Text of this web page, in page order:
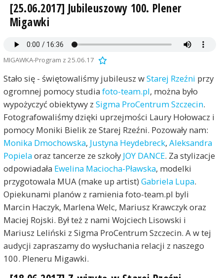
[25.06.2017] Jubileuszowy 100. Plener
Migawki
MIGAWKA-Program z 25.06.17
Stało się - świętowaliśmy jubileusz wStarej Rzeźni przy
ogromnej pomocy studia foto-team.pl, można było
wypożyczyć obiektywy z Sigma ProCentrum Szczecin.
Fotografowaliśmy dzięki uprzejmości Laury Hołowacz i
pomocy Moniki Bielik ze Starej Rzeźni. Pozowały nam:
Monika Dmochowska, Justyna Heydebreck, Aleksandra
Popielaoraz tancerze ze szkoły JOY DANCE. Za stylizacje
odpowiadała Ewelina Maciocha-Pławska, modelki
przygotowala MUA (make up artist) Gabriela Lupa.
Opiekunami planów z ramienia foto-team.pl byli
Marcin Haczyk, Marlena Welc, Mariusz Krawczyk oraz
Maciej Rojski. Był też z nami Wojciech Lisowski i
Mariusz Leliński z Sigma ProCentrum Szczecin. A w tej
audycji zapraszamy do wysłuchania relacji z naszego
100. Pleneru Migawki.